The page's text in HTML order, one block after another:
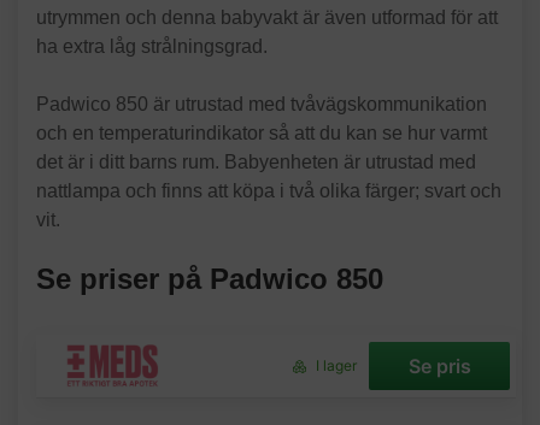
utrymmen och denna babyvakt är även utformad för att
ha extra låg strålningsgrad.
Padwico 850 är utrustad med tvåvägskommunikation
och en temperaturindikator så att du kan se hur varmt
det är i ditt barns rum. Babyenheten är utrustad med
nattlampa och finns att köpa i två olika färger; svart och
vit.
Se priser på Padwico 850
I lager Se pris